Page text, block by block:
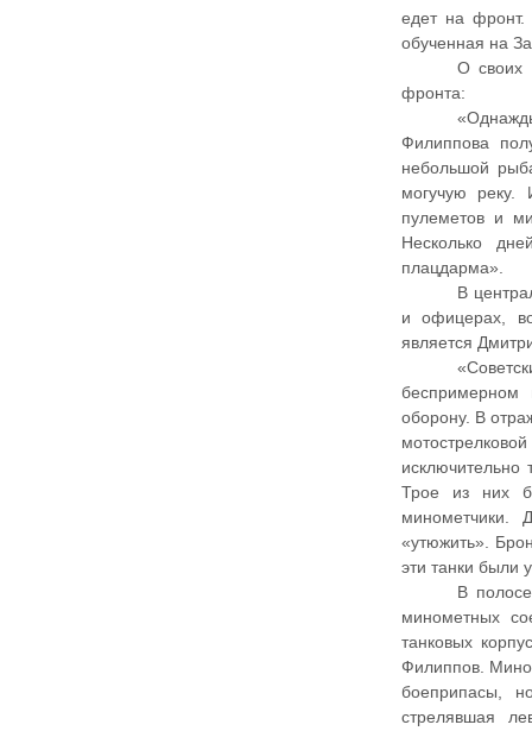
едет на фронт.
обученная на
О своих
фронта:
Филиппова
небольшой
могучую
пулеметов и
Несколько
плацдарма».
В
и офицерах,
является
оборону. В
исключительно
Трое из них
минометчики.
«утюжить».
эти танки были
В
минометных
танковых
Филиппов.
боеприпасы,
стрелявшая